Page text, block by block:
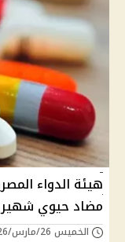
مضاد حيوي شهير
الخميس 26/مارس/2026 - 11:59 ص